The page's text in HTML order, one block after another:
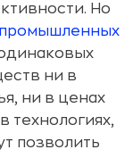
Но
промышленных
ни в
ни в ценах
технологиях,
позволить